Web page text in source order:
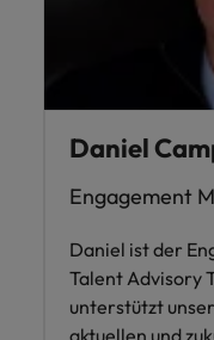
Daniel
Engagement
Daniel ist der
Talent Advisory
unterstützt
aktuellen und